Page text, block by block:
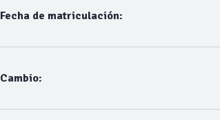
Fecha de matriculación:
Cambio: